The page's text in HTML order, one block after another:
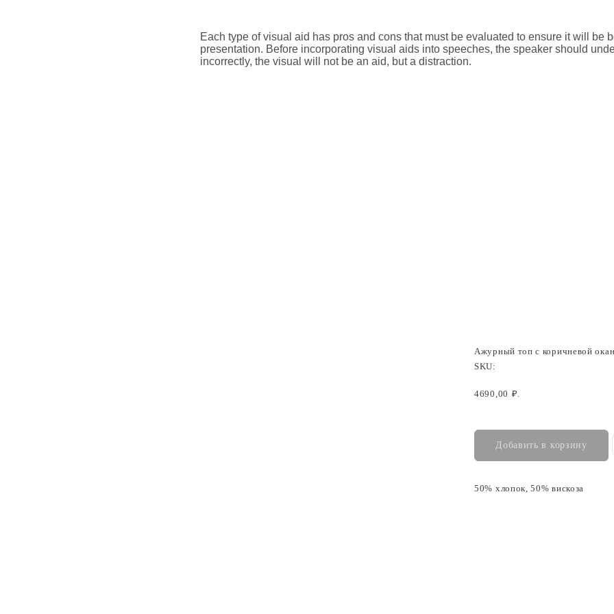
Each type of visual aid has pros and cons that must be evaluated to ensure it will be
presentation. Before incorporating visual aids into speeches, the speaker should
incorrectly, the visual will not be an aid, but a distraction.
Ажурный топ с коричневой
SKU:
4690,00 ₽.
Добавить в корзину
50% хлопок, 50% вискоза